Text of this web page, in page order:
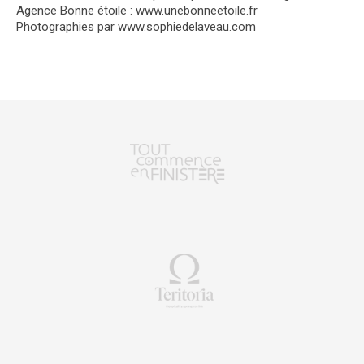
Agence Bonne étoile : www.unebonneetoile.fr
Photographies par www.sophiedelaveau.com